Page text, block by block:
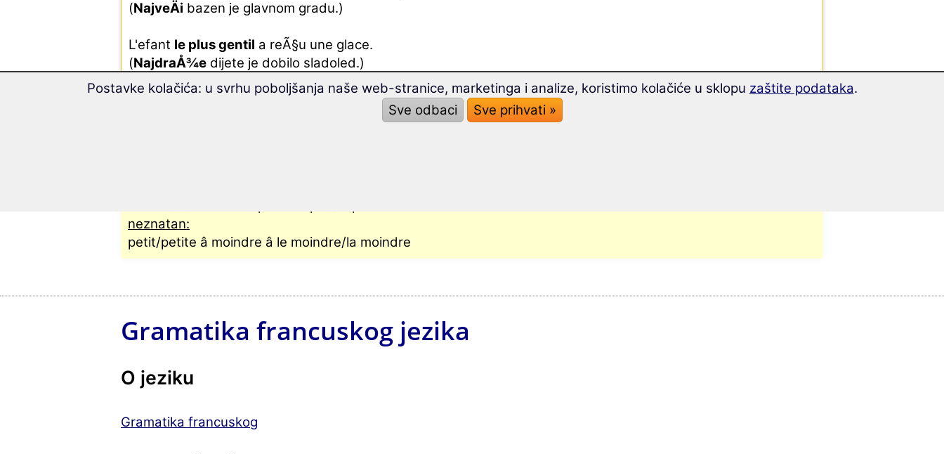
(NajveÄi bazen je glavnom gradu.)
L'efant le plus gentil a reÃ§u une glace.
(NajdraÅ¾e dijete je dobilo sladoled.)
neznatan:
petit/petite â moindre â le moindre/la moindre
Gramatika francuskog jezika
O jeziku
Gramatika francuskog
Postavke kolačića: u svrhu poboljšanja naše web-stranice, marketinga i analize, koristimo kolačiće u sklopu zaštite podataka.
Sve odbaci
Sve prihvati »